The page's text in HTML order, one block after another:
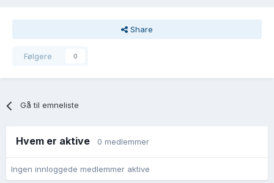
Share
Følgere 0
Gå til emneliste
Hvem er aktive 0 medlemmer
Ingen innloggede medlemmer aktive